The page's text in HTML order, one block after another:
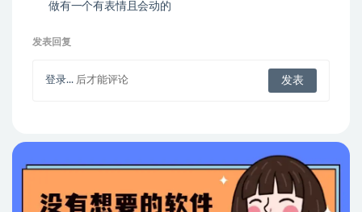
做有一个有表情且会动的
发表回复
登录... 后才能评论